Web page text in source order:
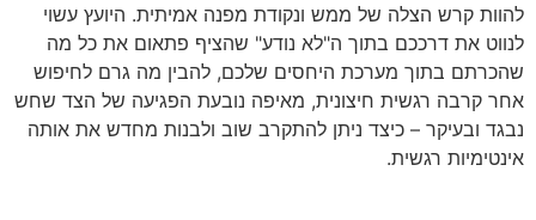
להוות קרש הצלה של ממש ונקודת מפנה אמיתית. היועץ עשוי
לנווט את דרככם בתוך ה"לא נודע" שהציף פתאום את כל מה
שהכרתם בתוך מערכת היחסים שלכם, להבין מה גרם לחיפוש
אחר קרבה רגשית חיצונית, מאיפה נובעת הפגיעה של הצד שחש
נבגד ובעיקר – כיצד ניתן להתקרב שוב ולבנות מחדש את אותה
אינטימיות רגשית.